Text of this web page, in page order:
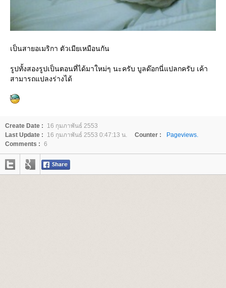
เป็นสายอเมริกา ตัวเมียเหมือนกัน
รูปทั้งสองรูปเป็นตอนที่ได้มาใหม่ๆ นะครับ บูลด๊อกนี่แปลกครับ เค้า
สามารถแปลงร่างได้
Create Date :
16 กุมภาพันธ์ 2553
Last Update :
16 กุมภาพันธ์ 2553 0:47:13 น. Counter :
Pageviews.
Comments : 6